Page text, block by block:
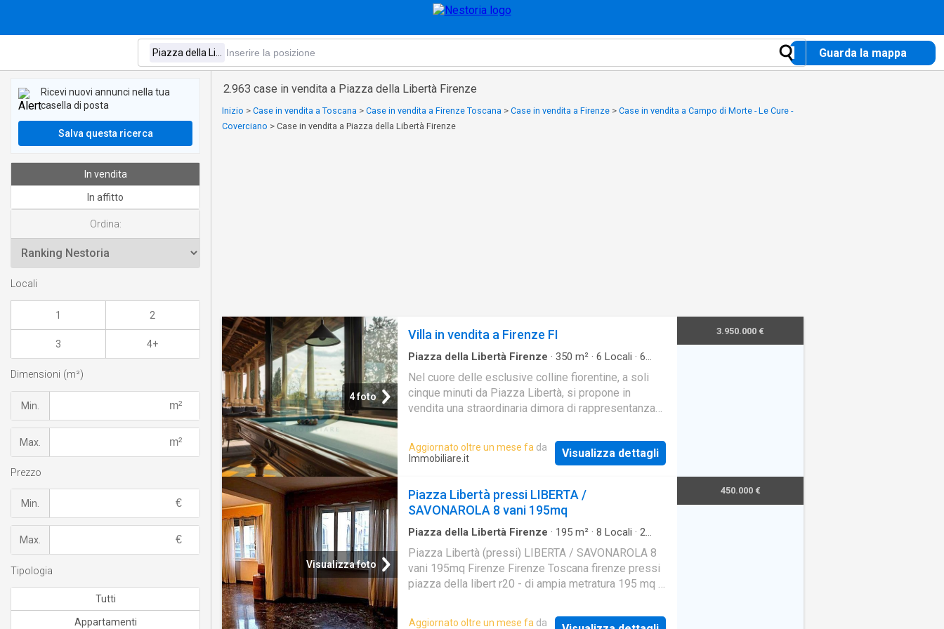
Guarda la mappa
2.963 case in vendita a Piazza della Libertà Firenze
Inizio > Case in vendita a Toscana > Case in vendita a Firenze Toscana > Case in vendita a Firenze > Case in vendita a Campo di Morte - Le Cure -
Coverciano > Case in vendita a Piazza della Libertà Firenze
4 foto
Villa in vendita a Firenze FI
Piazza della Libertà Firenze · 350 m² · 6 Locali · 6
Nel cuore delle esclusive colline fiorentine, a soli
cinque minuti da Piazza Libertà, si propone in
vendita una straordinaria dimora di rappresentanza
Aggiornato oltre un mese fa da
Immobiliare.it
Visualizza dettagli
3.950.000 €
Visualizza foto
Piazza Libertà pressi LIBERTA /
SAVONAROLA 8 vani 195mq
Piazza della Libertà Firenze · 195 m² · 8 Locali · 2
Ascensore·Parcheggio auto
Piazza Libertà (pressi) LIBERTA / SAVONAROLA 8
vani 195mq Firenze Firenze Toscana firenze pressi
piazza della libert r20 - di ampia metratura 195 mq in
esposto su quattro lati divisibile con doppio
Aggiornato oltre un mese fa da
450.000 €
Ricevi nuovi annunci nella tua
casella di posta
Salva questa ricerca
In vendita
In affitto
Ordina:
Locali
1 2
3 4+
Dimensioni (m²)
Min.
Max.
Prezzo
Min.
Max.
Tipologia
Tutti
Appartamenti